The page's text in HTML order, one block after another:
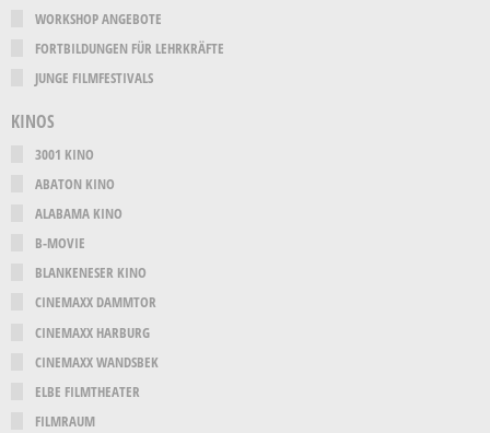
WORKSHOP ANGEBOTE
FORTBILDUNGEN FÜR LEHRKRÄFTE
JUNGE FILMFESTIVALS
KINOS
3001 KINO
ABATON KINO
ALABAMA KINO
B-MOVIE
BLANKENESER KINO
CINEMAXX DAMMTOR
CINEMAXX HARBURG
CINEMAXX WANDSBEK
ELBE FILMTHEATER
FILMRAUM